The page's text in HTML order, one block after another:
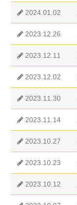
2024.01.02
2023.12.26
2023.12.11
2023.12.02
2023.11.30
2023.11.14
2023.10.27
2023.10.23
2023.10.12